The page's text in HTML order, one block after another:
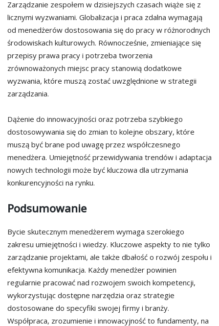
Zarządzanie zespołem w dzisiejszych czasach wiąże się z
licznymi wyzwaniami. Globalizacja i praca zdalna wymagają
od menedżerów dostosowania się do pracy w różnorodnych
środowiskach kulturowych. Równocześnie, zmieniające się
przepisy prawa pracy i potrzeba tworzenia
zrównoważonych miejsc pracy stanowią dodatkowe
wyzwania, które muszą zostać uwzględnione w strategii
zarządzania.
Dążenie do innowacyjności oraz potrzeba szybkiego
dostosowywania się do zmian to kolejne obszary, które
muszą być brane pod uwagę przez współczesnego
menedżera. Umiejętność przewidywania trendów i adaptacja
nowych technologii może być kluczowa dla utrzymania
konkurencyjności na rynku.
Podsumowanie
Bycie skutecznym menedżerem wymaga szerokiego
zakresu umiejętności i wiedzy. Kluczowe aspekty to nie tylko
zarządzanie projektami, ale także dbałość o rozwój zespołu i
efektywna komunikacja. Każdy menedżer powinien
regularnie pracować nad rozwojem swoich kompetencji,
wykorzystując dostępne narzędzia oraz strategie
dostosowane do specyfiki swojej firmy i branży.
Współpraca, zrozumienie i innowacyjność to fundamenty, na